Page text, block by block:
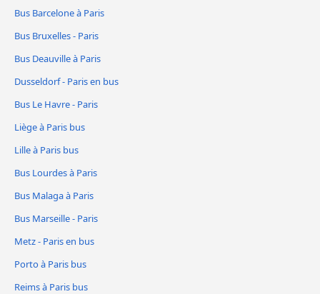
Bus Barcelone à Paris
Bus Bruxelles - Paris
Bus Deauville à Paris
Dusseldorf - Paris en bus
Bus Le Havre - Paris
Liège à Paris bus
Lille à Paris bus
Bus Lourdes à Paris
Bus Malaga à Paris
Bus Marseille - Paris
Metz - Paris en bus
Porto à Paris bus
Reims à Paris bus